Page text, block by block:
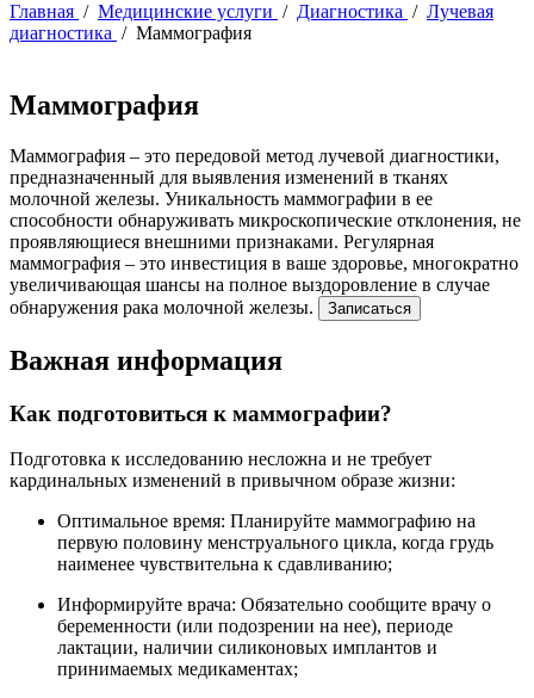
Главная / Медицинские услуги / Диагностика / Лучевая
диагностика / Маммография
Маммография
Маммография – это передовой метод лучевой диагностики,
предназначенный для выявления изменений в тканях
молочной железы. Уникальность маммографии в ее
способности обнаруживать микроскопические отклонения, не
проявляющиеся внешними признаками. Регулярная
маммография – это инвестиция в ваше здоровье, многократно
увеличивающая шансы на полное выздоровление в случае
обнаружения рака молочной железы.
Записаться
Важная информация
Как подготовиться к маммографии?
Подготовка к исследованию несложна и не требует
кардинальных изменений в привычном образе жизни:
Оптимальное время: Планируйте маммографию на
первую половину менструального цикла, когда грудь
наименее чувствительна к сдавливанию;
Информируйте врача: Обязательно сообщите врачу о
беременности (или подозрении на нее), периоде
лактации, наличии силиконовых имплантов и
принимаемых медикаментах;